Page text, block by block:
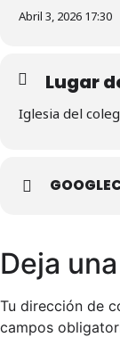
Abril 3, 2026 17:30
Lugar
Iglesia del
Deja
Tu dirección de
campos